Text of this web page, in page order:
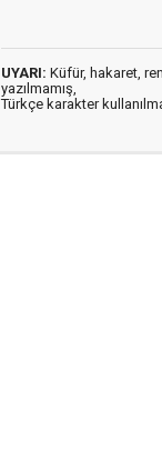
UYARI: Küfür, hakaret,
yazılmamış,
Türkçe karakter